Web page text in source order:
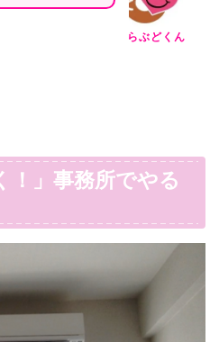
らぶどくん
！」事務所でやる